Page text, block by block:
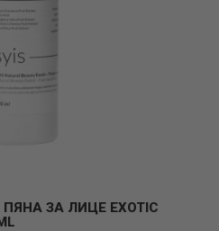
ПЯНА ЗА ЛИЦЕ EXOTIC